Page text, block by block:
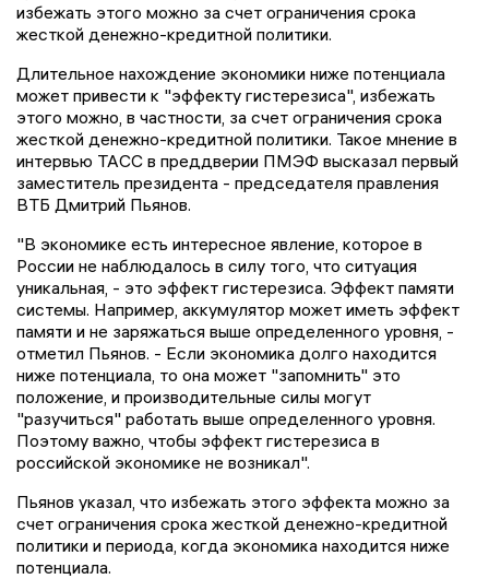
избежать этого можно за счет ограничения срока
жесткой денежно-кредитной политики.
Длительное нахождение экономики ниже потенциала
может привести к "эффекту гистерезиса", избежать
этого можно, в частности, за счет ограничения срока
жесткой денежно-кредитной политики. Такое мнение в
интервью ТАСС в преддверии ПМЭФ высказал первый
заместитель президента - председателя правления
ВТБ Дмитрий Пьянов.
"В экономике есть интересное явление, которое в
России не наблюдалось в силу того, что ситуация
уникальная, - это эффект гистерезиса. Эффект памяти
системы. Например, аккумулятор может иметь эффект
памяти и не заряжаться выше определенного уровня, -
отметил Пьянов. - Если экономика долго находится
ниже потенциала, то она может "запомнить" это
положение, и производительные силы могут
"разучиться" работать выше определенного уровня.
Поэтому важно, чтобы эффект гистерезиса в
российской экономике не возникал".
Пьянов указал, что избежать этого эффекта можно за
счет ограничения срока жесткой денежно-кредитной
политики и периода, когда экономика находится ниже
потенциала.